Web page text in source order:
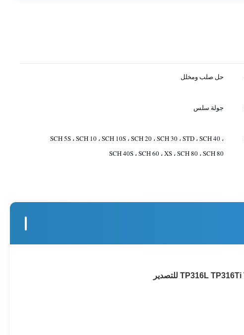
حل صلب ومخلل
جولة سلس
SCH 5S ، SCH 10 ، SCH 10S ، SCH 20 ، SCH 30 ، STD ، SCH 40 ،
SCH 40S ، SCH 60 ، XS ، SCH 80 ، SCH 80